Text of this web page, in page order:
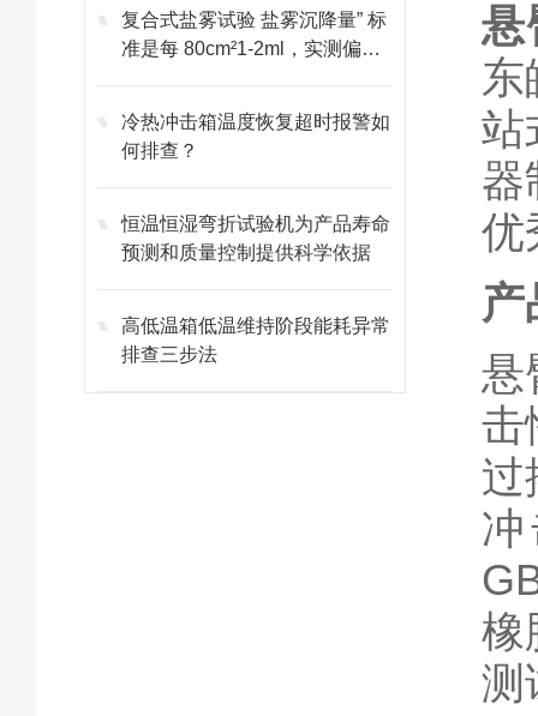
复合式盐雾试验 盐雾沉降量” 标
准是每 80cm²1-2ml，实测偏低
冷热冲击箱温度恢复超时报警如
何排查？
恒温恒湿弯折试验机为产品寿命
预测和质量控制提供科学依据
高低温箱低温维持阶段能耗异常
排查三步法
悬
东
站
器
优
产
悬
击
过
橡
测